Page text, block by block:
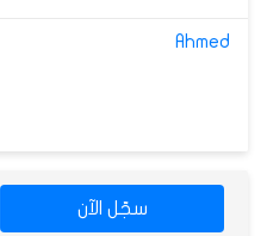
Ahmed
سجّل الآن